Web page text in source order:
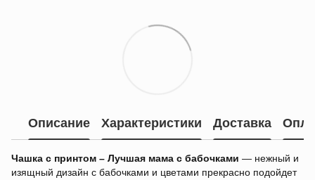
Описание Характеристики Доставка
Чашка с принтом – Лучшая мама с бабочками — нежный и
изящный дизайн с бабочками и цветами прекрасно подойдет